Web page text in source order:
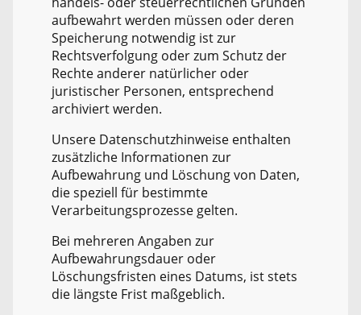
aufbewahrt werden müssen oder deren
Speicherung notwendig ist zur
Rechtsverfolgung oder zum Schutz der
Rechte anderer natürlicher oder
juristischer Personen, entsprechend
archiviert werden.
Unsere Datenschutzhinweise enthalten
zusätzliche Informationen zur
Aufbewahrung und Löschung von Daten,
die speziell für bestimmte
Verarbeitungsprozesse gelten.
Bei mehreren Angaben zur
Aufbewahrungsdauer oder
Löschungsfristen eines Datums, ist stets
die längste Frist maßgeblich.